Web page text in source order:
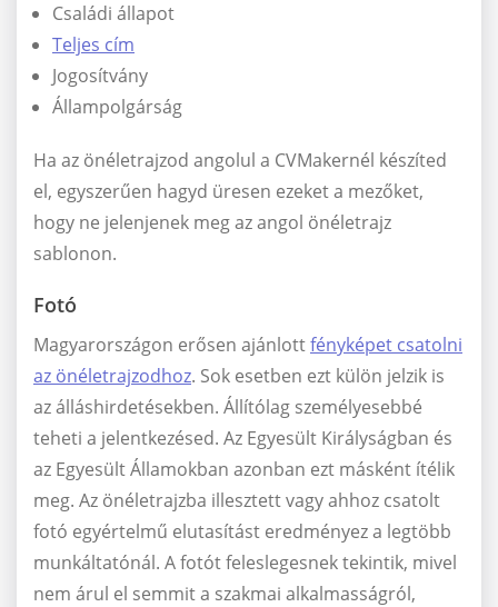
Családi állapot
Teljes cím
Jogosítvány
Állampolgárság
Ha az önéletrajzod angolul a CVMakernél készíted
el, egyszerűen hagyd üresen ezeket a mezőket,
hogy ne jelenjenek meg az angol önéletrajz
sablonon.
Fotó
Magyarországon erősen ajánlottfényképet csatolni
az önéletrajzodhoz. Sok esetben ezt külön jelzik is
az álláshirdetésekben. Állítólag személyesebbé
teheti a jelentkezésed. Az Egyesült Királyságban és
az Egyesült Államokban azonban ezt másként ítélik
meg. Az önéletrajzba illesztett vagy ahhoz csatolt
fotó egyértelmű elutasítást eredményez a legtöbb
munkáltatónál. A fotót feleslegesnek tekintik, mivel
nem árul el semmit a szakmai alkalmasságról,